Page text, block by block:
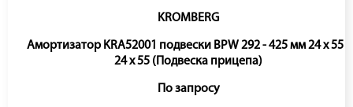
KROMBERG
Амортизатор KRA52001 подвески BPW 292 - 425 мм 24 x 55 /
24 x 55 (Подвеска прицепа)
По запросу